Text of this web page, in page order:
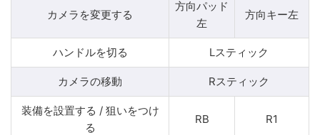
カメラを変更する
方向パッド
左
方向キー左
ハンドルを切る Lスティック
カメラの移動 Rスティック
装備を設置する / 狙いをつけ
る
RB R1